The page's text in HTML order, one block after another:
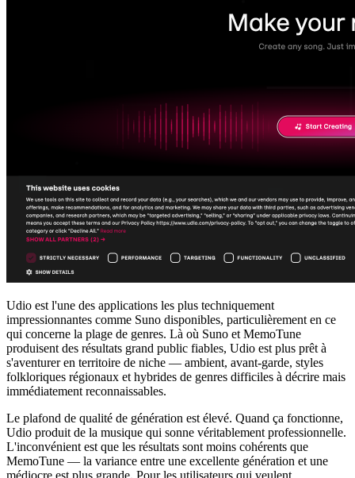
Udio est l'une des applications les plus techniquement
impressionnantes comme Suno disponibles, particulièrement en ce
qui concerne la plage de genres. Là où Suno et MemoTune
produisent des résultats grand public fiables, Udio est plus prêt à
s'aventurer en territoire de niche — ambient, avant-garde, styles
folkloriques régionaux et hybrides de genres difficiles à décrire mais
immédiatement reconnaissables.
Le plafond de qualité de génération est élevé. Quand ça fonctionne,
Udio produit de la musique qui sonne véritablement professionnelle.
L'inconvénient est que les résultats sont moins cohérents que
MemoTune — la variance entre une excellente génération et une